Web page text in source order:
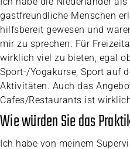
gastfreundliche Menschen
hilfsbereit gewesen und
mir zu sprechen. Für
wirklich viel zu bieten, egal
Sport-/Yogakurse, Sport auf
Aktivitäten. Auch das
Cafes/Restaurants ist
Wie würden Sie das
Ich habe von meinem